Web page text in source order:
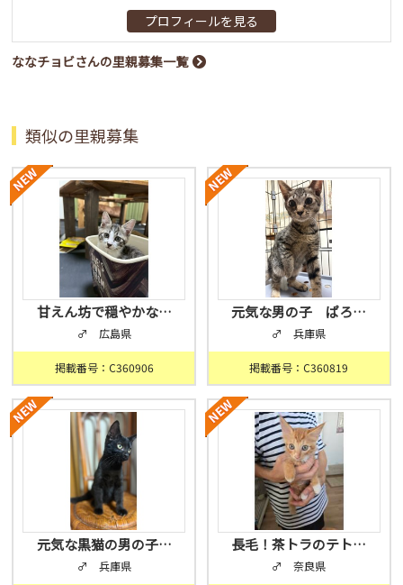
プロフィールを見る
ななチョビさんの里親募集一覧
類似の里親募集
甘えん坊で穏やかな…
♂ 広島県
掲載番号：C360906
元気な男の子 ぱろ…
♂ 兵庫県
掲載番号：C360819
元気な黒猫の男の子…
♂ 兵庫県
長毛！茶トラのテト…
♂ 奈良県